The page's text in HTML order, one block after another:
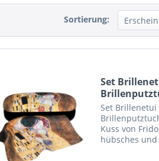
Sortierung:
Set
Set Brillenetui
Kuss von
hübsches